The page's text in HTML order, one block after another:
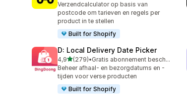
Verzendcalculator op basis van
postcode om tarieven en regels per
product in te stellen
Built for Shopify
D: Local Delivery Date Picker
4,9van 5 sterren
(279)
279 recensies in totaal
•
Gratis abonnement beschikbaar
Beheer afhaal- en bezorgdatums en -
tijden voor verse producten
Built for Shopify